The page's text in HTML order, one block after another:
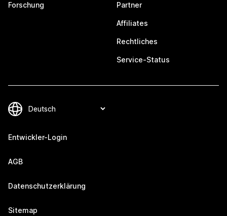
Forschung Partner
Affiliates
Rechtliches
Service-Status
Entwickler-Login
AGB
Datenschutzerklärung
Sitemap